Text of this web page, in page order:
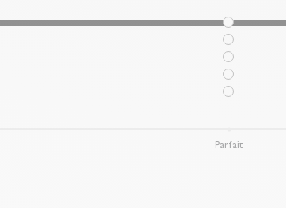
Parfait